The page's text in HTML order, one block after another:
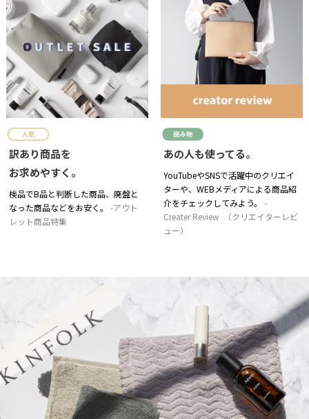
訳あり商品を
お求めやすく。
検品でB品と判断した商品、廃盤と
なった商品などをお安く。 アウト
レット商品特集
あの人も使ってる。
YouTubeやSNSで活躍中のクリエイ
ターや、WEBメディアによる商品紹
介をチェックしてみよう。
Creater Review （クリエイターレビ
ュー）